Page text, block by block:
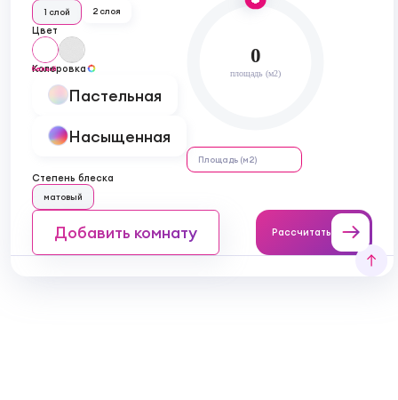
1 слой 2 слоя
Цвет
белый
Колеровка
Пастельная
Насыщенная
Степень блеска
матовый
0
площадь (м2)
Добавить комнату Рассчитать